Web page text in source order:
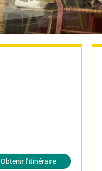
Obtenir l’itinéraire